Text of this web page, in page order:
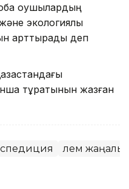
оқушылардың
экологиялық
арттырады деп
тұратынын жазған
Әлем